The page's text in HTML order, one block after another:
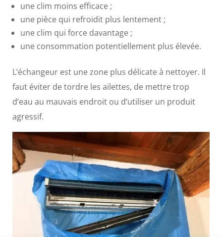
une clim moins efficace ;
une pièce qui refroidit plus lentement ;
une clim qui force davantage ;
une consommation potentiellement plus élevée.
L’échangeur est une zone plus délicate à nettoyer. Il
faut éviter de tordre les ailettes, de mettre trop
d’eau au mauvais endroit ou d’utiliser un produit
agressif.